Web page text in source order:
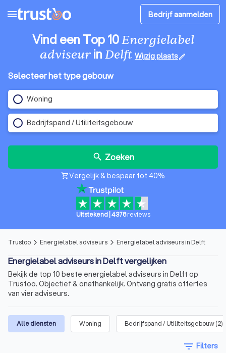
menu Bedrijf aanmelden
Vind een Top 10Energielabel
adviseurinDelft Wijzig plaatsedit
Selecteer het type gebouw
Woning
Bedrijfspand / Utiliteitsgebouw
search Zoeken
shopping_cartVergelijk & bespaar tot 40%
Uitstekend| 4378 reviews
Trustoo arrow_forward_ios Energielabel adviseurs arrow_forward_ios Energielabel adviseurs in Delft
Energielabel adviseurs in Delft vergelijken
Bekijk de top 10 beste energielabel adviseurs in Delft op
Trustoo. Objectief & onafhankelijk. Ontvang gratis offertes
van vier adviseurs.
Alle diensten Woning Bedrijfspand / Utiliteitsgebouw(2)
filter_list Filters